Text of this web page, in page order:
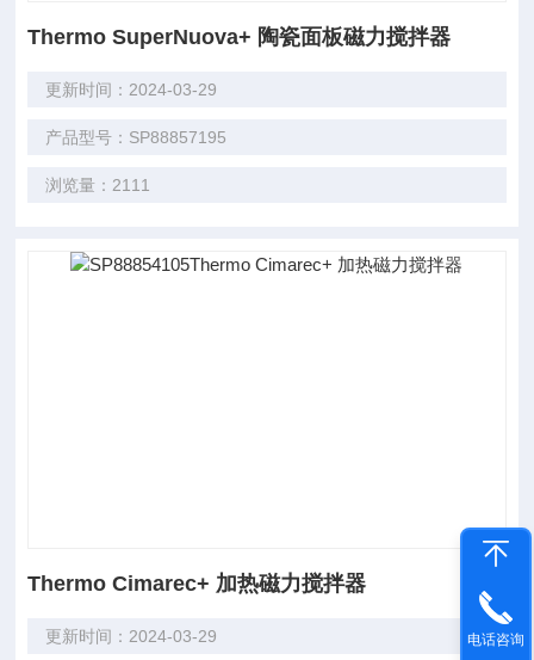
Thermo SuperNuova+ 陶瓷面板磁力搅拌器
更新时间：2024-03-29
产品型号：SP88857195
浏览量：2111
Thermo Cimarec+ 加热磁力搅拌器
更新时间：2024-03-29 电话咨询